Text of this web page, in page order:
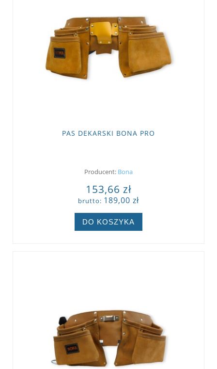
PAS DEKARSKI BONA PRO
Producent: Bona
153,66 zł
brutto: 189,00 zł
DO KOSZYKA